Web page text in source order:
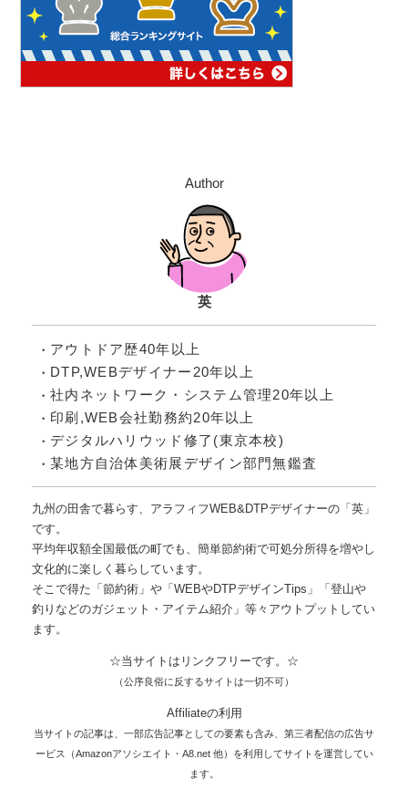
Author
英
アウトドア歴40年以上
DTP,WEBデザイナー20年以上
社内ネットワーク・システム管理20年以上
印刷,WEB会社勤務約20年以上
デジタルハリウッド修了(東京本校)
某地方自治体美術展デザイン部門無鑑査
九州の田舎で暮らす、アラフィフWEB&DTPデザイナーの「英」
です。
平均年収額全国最低の町でも、簡単節約術で可処分所得を増やし
文化的に楽しく暮らしています。
そこで得た「節約術」や「WEBやDTPデザインTips」「登山や
釣りなどのガジェット・アイテム紹介」等々アウトプットしてい
ます。
☆当サイトはリンクフリーです。☆
（公序良俗に反するサイトは一切不可）
Affiliateの利用
当サイトの記事は、一部広告記事としての要素も含み、第三者配信の広告サ
ービス（Amazonアソシエイト・A8.net 他）を利用してサイトを運営してい
ます。